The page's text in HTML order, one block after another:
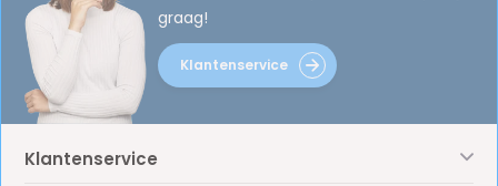
graag!
Klantenservice
Klantenservice